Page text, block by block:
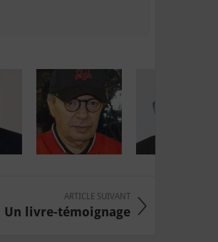
ARTICLE SUIVANT
Un livre-témoignage